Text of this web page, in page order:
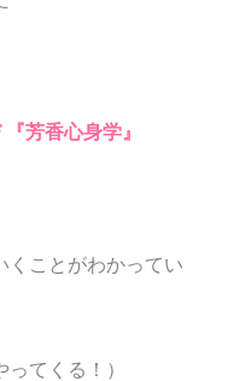
『芳香心身学』
くことがわかってい
ってくる！）